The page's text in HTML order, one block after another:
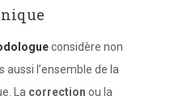
considère non
l’ensemble de la
La correction ou la